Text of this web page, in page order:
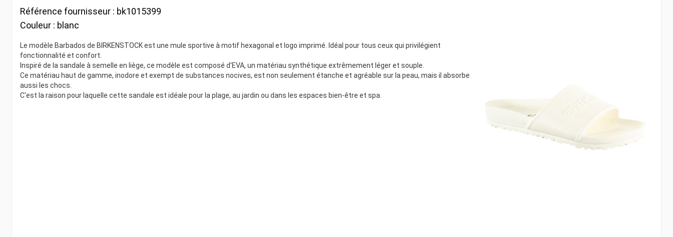
Référence fournisseur : bk1015399
Couleur : blanc
Le modèle Barbados de BIRKENSTOCK est une mule sportive à motif hexagonal et logo imprimé. Idéal pour tous ceux qui privilégient
fonctionnalité et confort.
Inspiré de la sandale à semelle en liège, ce modèle est composé d'EVA, un matériau synthétique extrêmement léger et souple.
Ce matériau haut de gamme, inodore et exempt de substances nocives, est non seulement étanche et agréable sur la peau, mais il absorbe
aussi les chocs.
C'est la raison pour laquelle cette sandale est idéale pour la plage, au jardin ou dans les espaces bien-être et spa.